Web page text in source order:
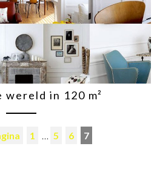
wereld in 120 m²
1 5 6 7